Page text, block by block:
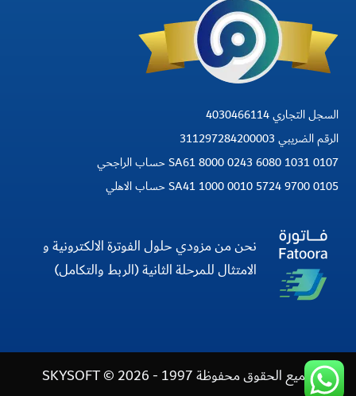
السجل التجاري 4030466114
الرقم الضريبي 311297284200003
SA61 8000 0243 6080 1031 0107 حساب الراجحي
SA41 1000 0010 5724 9700 0105 حساب الاهلي
نحن من مزودي حلول الفوترة الالكترونية و
الامتثال للمرحلة الثانية (الربط والتكامل)
جميع الحقوق محفوظة 1997 - 2026 © SKYSOFT